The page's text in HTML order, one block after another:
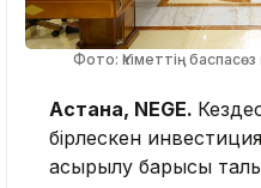
Фото: Үкіметтің
Астана, NEGE.
бірлескен
асырылу барысы